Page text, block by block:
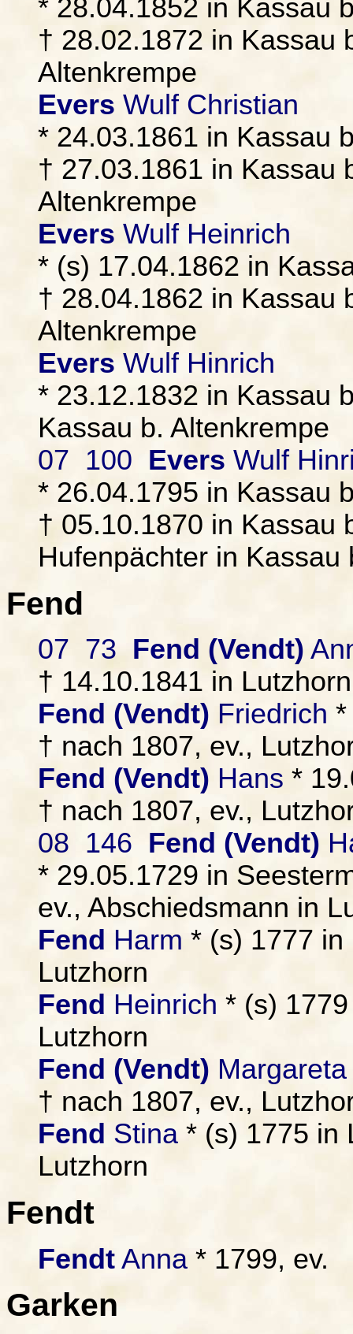
* 28.04.1852 in Kassau
† 28.02.1872 in Kassau
Altenkrempe
Evers Wulf Christian
* 24.03.1861 in Kassau
† 27.03.1861 in Kassau
Altenkrempe
Evers Wulf Heinrich
* (s) 17.04.1862 in
† 28.04.1862 in Kassau
Altenkrempe
Evers Wulf Hinrich
* 23.12.1832 in Kassau
Kassau b. Altenkrempe
07 100 Evers Wulf
* 26.04.1795 in Kassau
† 05.10.1870 in Kassau
Hufenpächter in Kassau
Fend
07 73 Fend (Vendt)
† 14.10.1841 in
Fend (Vendt) Friedrich *
† nach 1807, ev.,
Fend (Vendt) Hans *
† nach 1807, ev.,
08 146 Fend (Vendt)
* 29.05.1729 in
ev., Abschiedsmann in
Fend Harm * (s) 1777 in
Lutzhorn
Fend Heinrich * (s)
Lutzhorn
Fend (Vendt) Margareta
† nach 1807, ev.,
Fend Stina * (s) 1775 in
Lutzhorn
Fendt
Fendt Anna * 1799, ev.
Garken